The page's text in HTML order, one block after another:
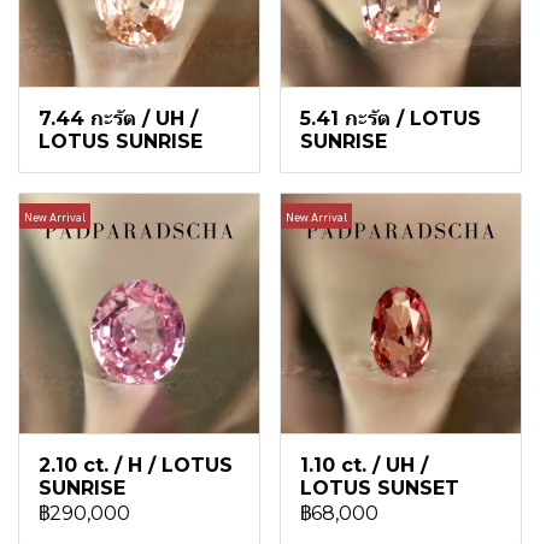
7.44 กะรัต / UH /
LOTUS SUNRISE
5.41 กะรัต / LOTUS
SUNRISE
New Arrival
2.10 ct. / H / LOTUS
SUNRISE
฿290,000
New Arrival
1.10 ct. / UH /
LOTUS SUNSET
฿68,000